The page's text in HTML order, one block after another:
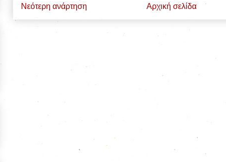
Νεότερη ανάρτηση Αρχική σελίδα